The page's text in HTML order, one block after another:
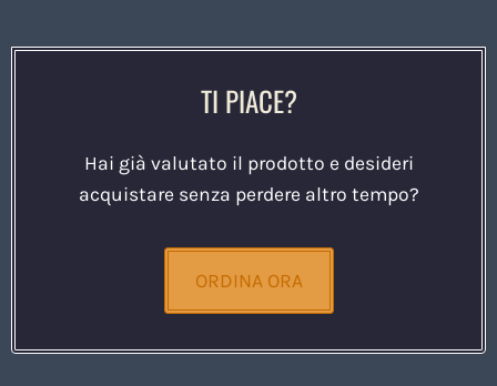
TI PIACE?
Hai già valutato il prodotto e desideri
acquistare senza perdere altro tempo?
ORDINA ORA